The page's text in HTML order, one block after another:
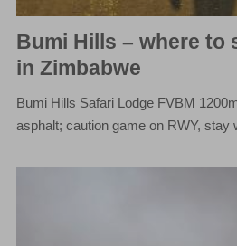
Bumi Hills – where to
in Zimbabwe
Bumi Hills Safari Lodge FVBM
asphalt; caution game on RWY, stay